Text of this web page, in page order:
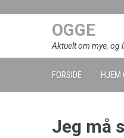
OGGE
Aktuelt om mye, og
FORSIDE HJEM
Jeg må